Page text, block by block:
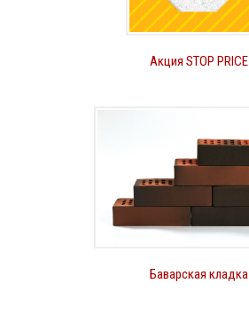
Акция STOP PRICE
Баварская кладка